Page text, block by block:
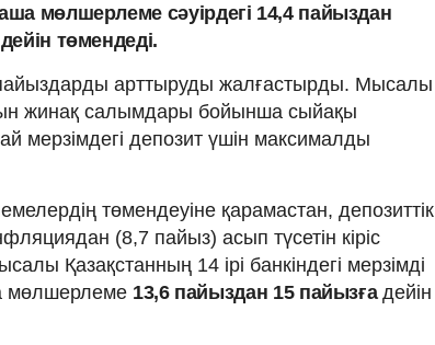
мөлшерлеме сәуірдегі 14,4 пайыздан
төмендеді.
арттыруды жалғастырды. Мысалы
жинақ салымдары бойынша сыйақы
мерзімдегі депозит үшін максималды
төмендеуіне қарамастан, депозиттік
(8,7 пайыз) асып түсетін кіріс
Қазақстанның 14 ірі банкіндегі мерзімді
мөлшерлеме 13,6 пайыздан 15 пайызға дейін